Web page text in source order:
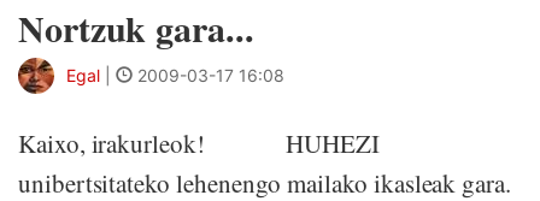
Nortzuk gara...
Egal 2009-03-17 16:08
Kaixo, irakurleok! HUHEZI
unibertsitateko lehenengo mailako ikasleak gara.